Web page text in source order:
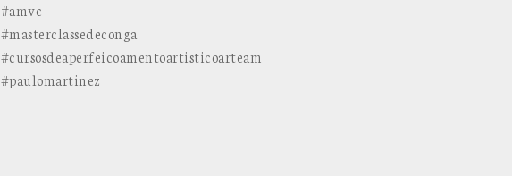
#amvc
#masterclassedeconga
#cursosdeaperfeicoamentoartisticoarteam
#paulomartinez